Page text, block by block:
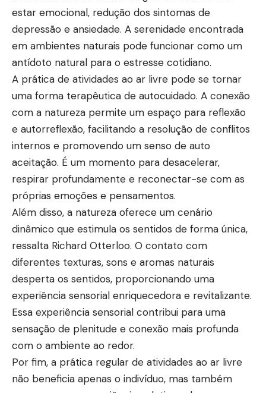
estar emocional, redução dos sintomas de
depressão e ansiedade. A serenidade encontrada
em ambientes naturais pode funcionar como um
antídoto natural para o estresse cotidiano.
A prática de atividades ao ar livre pode se tornar
uma forma terapêutica de autocuidado. A conexão
com a natureza permite um espaço para reflexão
e autorreflexão, facilitando a resolução de conflitos
internos e promovendo um senso de auto
aceitação. É um momento para desacelerar,
respirar profundamente e reconectar-se com as
próprias emoções e pensamentos.
Além disso, a natureza oferece um cenário
dinâmico que estimula os sentidos de forma única,
ressalta Richard Otterloo. O contato com
diferentes texturas, sons e aromas naturais
desperta os sentidos, proporcionando uma
experiência sensorial enriquecedora e revitalizante.
Essa experiência sensorial contribui para uma
sensação de plenitude e conexão mais profunda
com o ambiente ao redor.
Por fim, a prática regular de atividades ao ar livre
não beneficia apenas o indivíduo, mas também